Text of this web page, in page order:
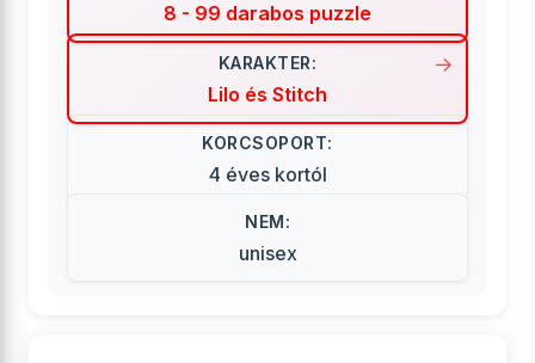
8 - 99 darabos puzzle
KARAKTER:
Lilo és Stitch
KORCSOPORT:
4 éves kortól
NEM:
unisex